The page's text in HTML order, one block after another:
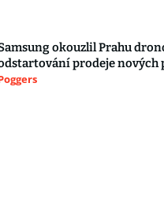
okouzlil Prahu
prodeje nových